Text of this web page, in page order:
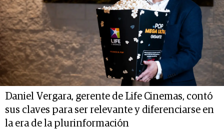
Daniel Vergara, gerente de Life Cinemas, contó
sus claves para ser relevante y diferenciarse en
la era de la plurinformación